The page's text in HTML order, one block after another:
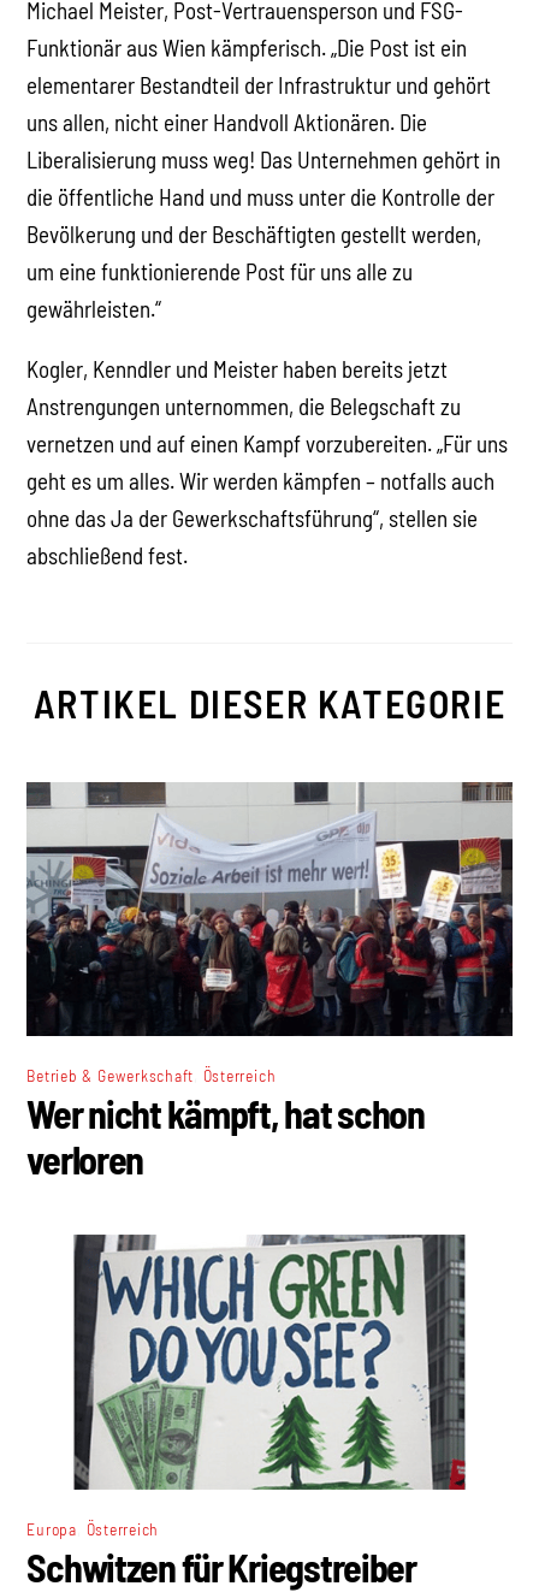
Michael Meister, Post-Vertrauensperson und FSG-
Funktionär aus Wien kämpferisch. „Die Post ist ein
elementarer Bestandteil der Infrastruktur und gehört
uns allen, nicht einer Handvoll Aktionären. Die
Liberalisierung muss weg! Das Unternehmen gehört in
die öffentliche Hand und muss unter die Kontrolle der
Bevölkerung und der Beschäftigten gestellt werden,
um eine funktionierende Post für uns alle zu
gewährleisten.“
Kogler, Kenndler und Meister haben bereits jetzt
Anstrengungen unternommen, die Belegschaft zu
vernetzen und auf einen Kampf vorzubereiten. „Für uns
geht es um alles. Wir werden kämpfen – notfalls auch
ohne das Ja der Gewerkschaftsführung“, stellen sie
abschließend fest.
ARTIKEL DIESER KATEGORIE
Betrieb & Gewerkschaft Österreich
Wer nicht kämpft, hat schon
verloren
Europa Österreich
Schwitzen für Kriegstreiber